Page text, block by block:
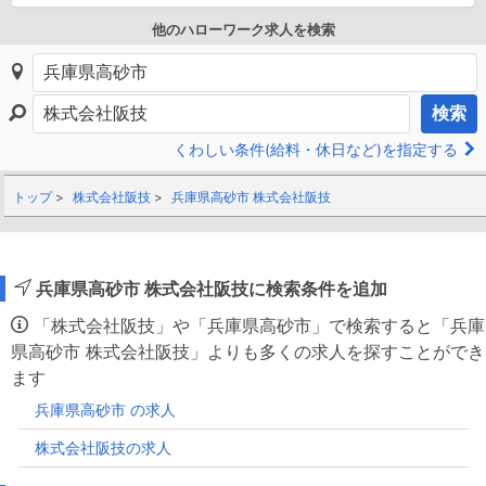
他のハローワーク求人を検索
検索
くわしい条件(給料・休日など)を指定する
トップ 株式会社阪技 兵庫県高砂市 株式会社阪技
兵庫県高砂市 株式会社阪技に検索条件を追加
「株式会社阪技」や「兵庫県高砂市」で検索すると「兵庫
県高砂市 株式会社阪技」よりも多くの求人を探すことができ
ます
兵庫県高砂市 の求人
株式会社阪技の求人